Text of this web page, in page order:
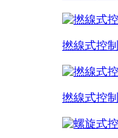
撚線式控
撚線式控